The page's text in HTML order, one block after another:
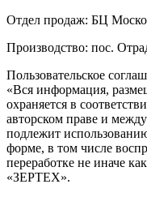
Отдел продаж: БЦ
Производство: пос.
Пользовательское
«Вся информация,
охраняется в
авторском праве и
подлежит
форме, в том числе
переработке не иначе
«ЗЕРТЕХ».